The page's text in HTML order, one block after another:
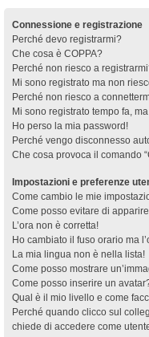
Connessione e registrazione
Perché devo registrarmi?
Che cosa è COPPA?
Perché non riesco a
Mi sono registrato ma non
Perché non riesco a
Mi sono registrato tempo fa,
Ho perso la mia password!
Perché vengo disconnesso
Che cosa provoca il comando
Impostazioni e preferenze
Come cambio le mie
Come posso evitare di
L’ora non è corretta!
Ho cambiato il fuso orario ma
La mia lingua non è nella lista!
Come posso mostrare
Come posso inserire un
Qual è il mio livello e come
Perché quando clicco sul
chiede di accedere come